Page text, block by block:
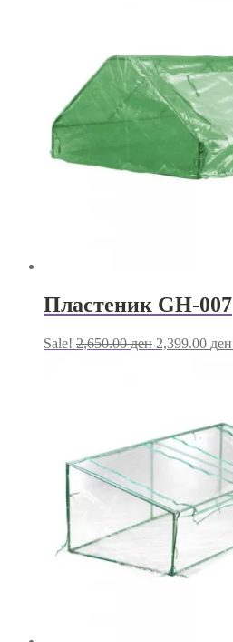
Пластеник GH-007
Sale! 2,650.00ден Original
2,399.00 ден